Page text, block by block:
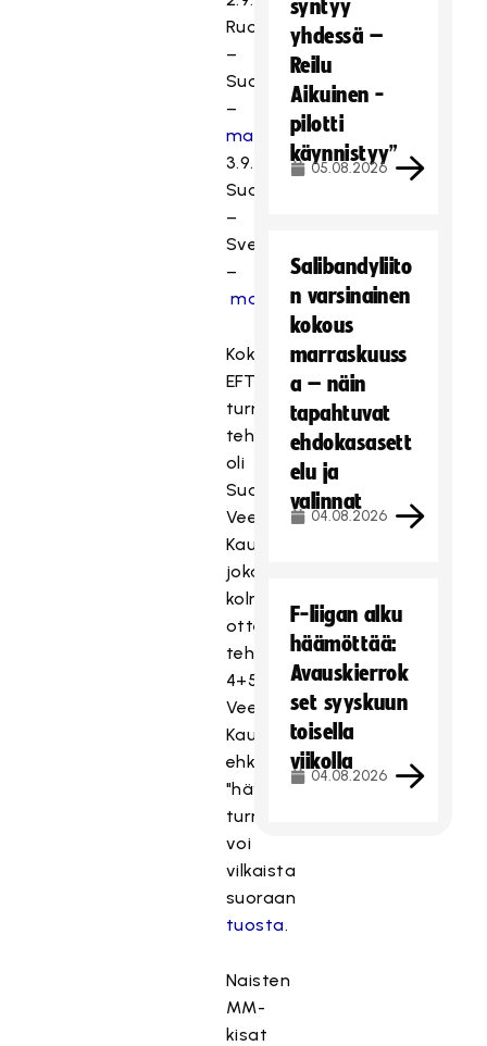
Ruotsi
–
Suomi
–
maalikooste
3.9.
Suomi
–
Sveitsi
–
maalikooste
Koko
EFT-
turnauksen
tehokkain
oli
Suomen
Veera
Kauppi,
joka
kolmeen
otteluun
tehot
4+5=9.
Veera
Kaupin
ehkä
"hävyttömimmän"
turnausmaalin
voi
vilkaista
suoraan
tuosta.
Naisten
MM-
kisat
syntyy
yhdessä –
Reilu
Aikuinen -
pilotti
käynnistyy”
05.08.2026
Salibandyliito
n varsinainen
kokous
marraskuuss
a – näin
tapahtuvat
ehdokasasett
elu ja
valinnat
04.08.2026
F-liigan alku
häämöttää:
Avauskierrok
set syyskuun
toisella
viikolla
04.08.2026